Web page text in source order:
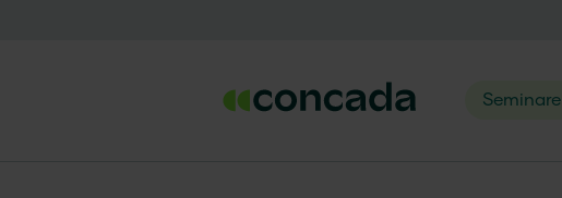
Seminare